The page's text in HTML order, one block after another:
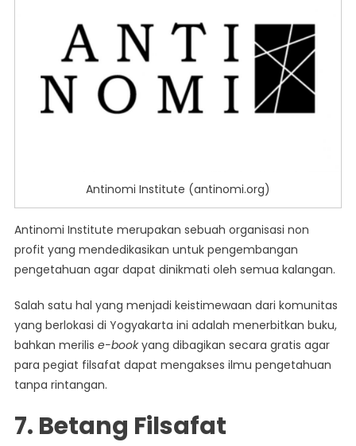
Antinomi Institute (antinomi.org)
Antinomi Institute merupakan sebuah organisasi non
profit yang mendedikasikan untuk pengembangan
pengetahuan agar dapat dinikmati oleh semua kalangan.
Salah satu hal yang menjadi keistimewaan dari komunitas
yang berlokasi di Yogyakarta ini adalah menerbitkan buku,
bahkan merilis e-bookyang dibagikan secara gratis agar
para pegiat filsafat dapat mengakses ilmu pengetahuan
tanpa rintangan.
7. Betang Filsafat